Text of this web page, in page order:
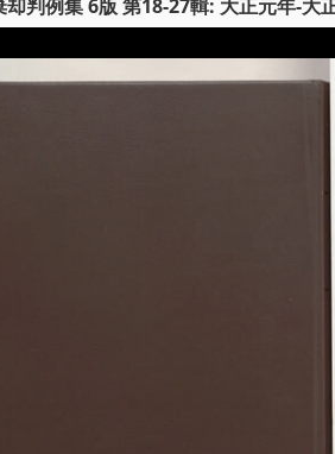
却判例集 6版 第18-27輯: 大正元年-大